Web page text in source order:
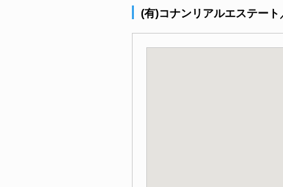
(有)コナンリアルエステー